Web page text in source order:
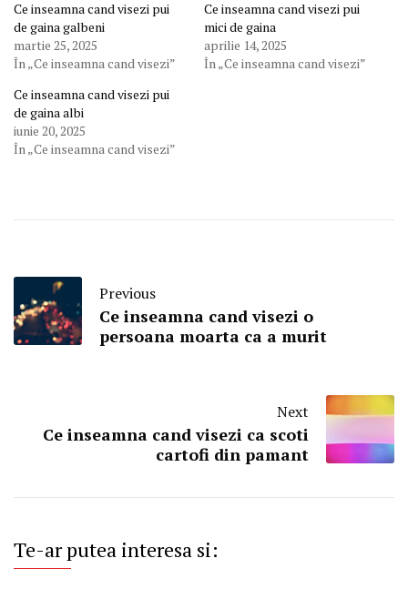
Ce inseamna cand visezi pui
de gaina galbeni
martie 25, 2025
În „Ce inseamna cand visezi”
Ce inseamna cand visezi pui
mici de gaina
aprilie 14, 2025
În „Ce inseamna cand visezi”
Ce inseamna cand visezi pui
de gaina albi
iunie 20, 2025
În „Ce inseamna cand visezi”
Previous
Ce inseamna cand visezi o
persoana moarta ca a murit
Next
Ce inseamna cand visezi ca scoti
cartofi din pamant
Te-ar putea interesa si: